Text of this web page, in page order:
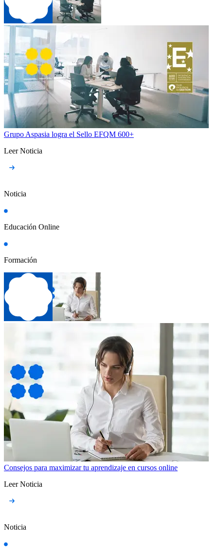
Grupo Aspasia logra el Sello EFQM 600+
Leer Noticia
Noticia
Educación Online
Formación
Consejos para maximizar tu aprendizaje en cursos online
Leer Noticia
Noticia